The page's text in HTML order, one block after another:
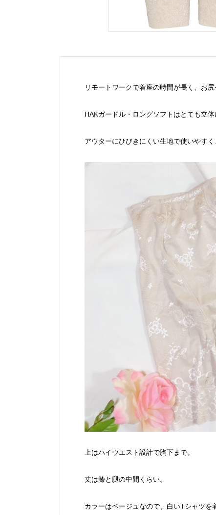
リモートワークで着座の時間が長く、お
HAKガードル・ロングソフトはとても立体
アウターにひびきにくい生地で使いやす
上はハイウエスト設計で胸下まで。
丈は膝と腿の中間くらい。
カラーはベージュなので、白いTシャツを